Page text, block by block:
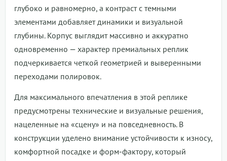
глубоко и равномерно, а контраст с темными
элементами добавляет динамики и визуальной
глубины. Корпус выглядит массивно и аккуратно
одновременно — характер премиальных реплик
подчеркивается четкой геометрией и выверенными
переходами полировок.
Для максимального впечатления в этой реплике
предусмотрены технические и визуальные решения,
нацеленные на «сцену» и на повседневность. В
конструкции уделено внимание устойчивости к износу,
комфортной посадке и форм-фактору, который